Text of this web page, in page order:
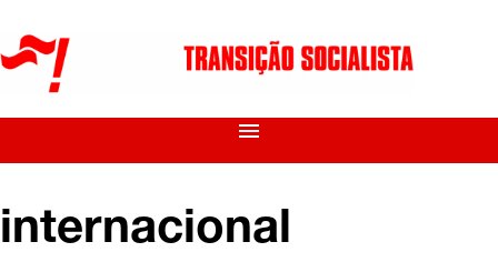
menu
internacional